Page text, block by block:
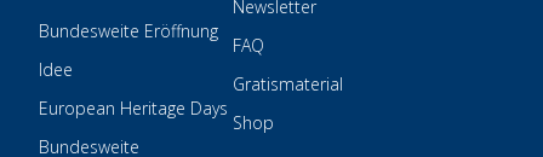
Bundesweite Eröffnung
Idee
European Heritage Days
Bundesweite
Newsletter
FAQ
Gratismaterial
Shop